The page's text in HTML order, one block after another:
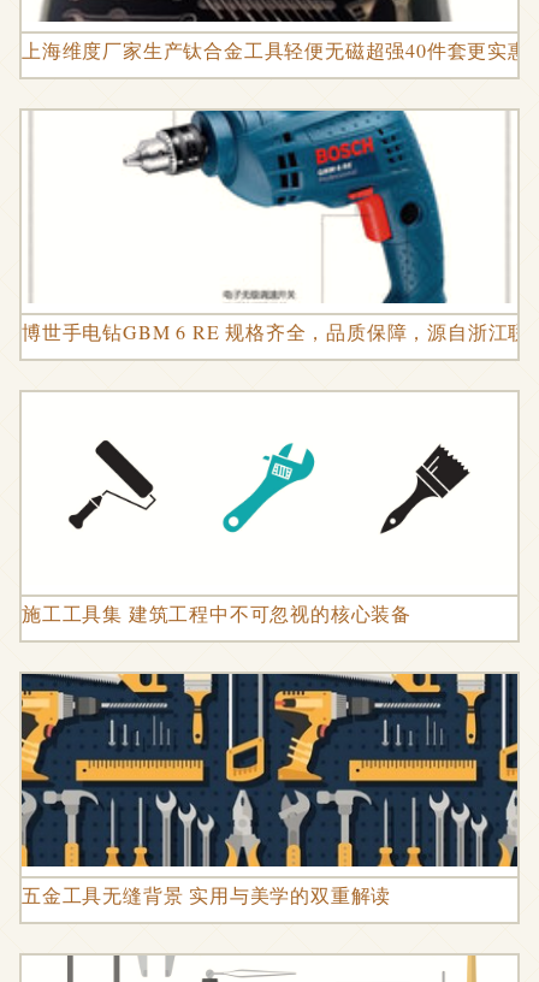
上海维度厂家生产钛合金工具轻便无磁超强40件套更实
博世手电钻GBM 6 RE 规格齐全，品质保障，源自浙江联
施工工具集 建筑工程中不可忽视的核心装备
五金工具无缝背景 实用与美学的双重解读